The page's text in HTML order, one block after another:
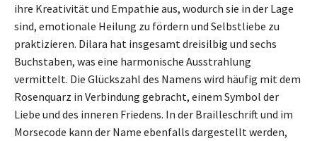
ihre Kreativität und Empathie aus, wodurch sie in der Lage
sind, emotionale Heilung zu fördern und Selbstliebe zu
praktizieren. Dilara hat insgesamt dreisilbig und sechs
Buchstaben, was eine harmonische Ausstrahlung
vermittelt. Die Glückszahl des Namens wird häufig mit dem
Rosenquarz in Verbindung gebracht, einem Symbol der
Liebe und des inneren Friedens. In der Brailleschrift und im
Morsecode kann der Name ebenfalls dargestellt werden,